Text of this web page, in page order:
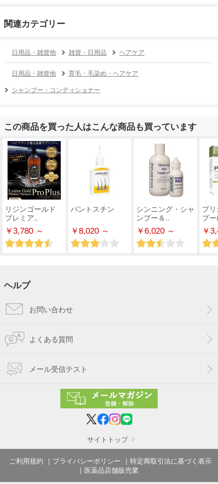
関連カテゴリー
日用品・雑貨他 雑貨・日用品 ヘアケア
日用品・雑貨他
育毛・毛染め・ヘアケア
シャンプー・コンディショナー
この商品を買った人はこんな商品も買っています
リジンゴールド
プレミア..
￥3,780 ～
パントスチン
￥8,020 ～
シンニング・シャ
ンプー＆..
￥6,020 ～
プ
プ
￥
ヘルプ
お問い合わせ
よくある質問
メール受信テスト
サイトトップ
ご利用規約 プライバシーポリシー
特定商取引法に基づく表示
医薬品店舗販売業